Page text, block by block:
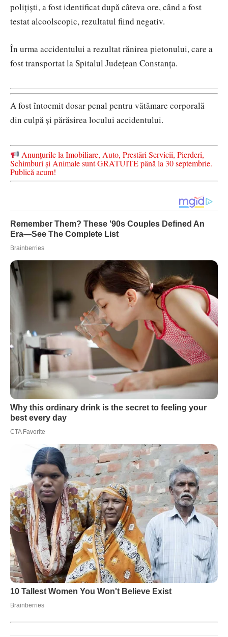
polițiști, a fost identificat după câteva ore, când a fost
testat alcoolscopic, rezultatul fiind negativ.
În urma accidentului a rezultat rănirea pietonului, care a
fost transportat la Spitalul Județean Constanța.
A fost întocmit dosar penal pentru vătămare corporală
din culpă și părăsirea locului accidentului.
Anunțurile la Imobiliare, Auto, Prestări Servicii, Pierderi,
Schimburi și Animale sunt GRATUITE până la 30 septembrie.
Publică acum!